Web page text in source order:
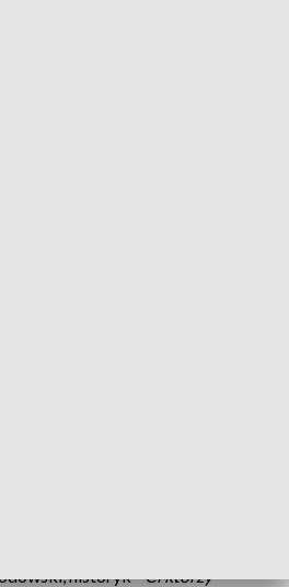
historyk -Ci którzy